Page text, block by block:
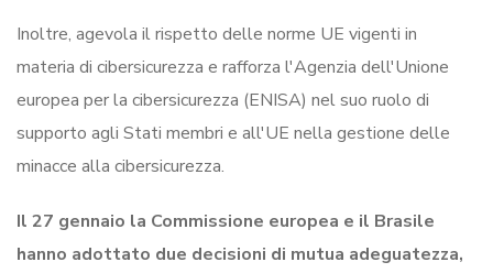
Inoltre, agevola il rispetto delle norme UE vigenti in
materia di cibersicurezza e rafforza l'Agenzia dell'Unione
europea per la cibersicurezza (ENISA) nel suo ruolo di
supporto agli Stati membri e all'UE nella gestione delle
minacce alla cibersicurezza.
Il 27 gennaio la Commissione europea e il Brasile
hanno adottato due decisioni di mutua adeguatezza,